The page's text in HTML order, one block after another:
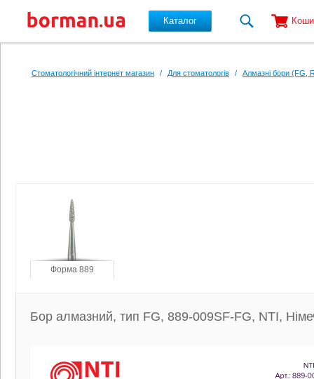
Каталог
Стоматологічний інтернет магазин / Для стоматологів / Алмазні бори (FG,
Форма 889
Бор алмазний, тип FG, 889-009SF-FG, NTI,